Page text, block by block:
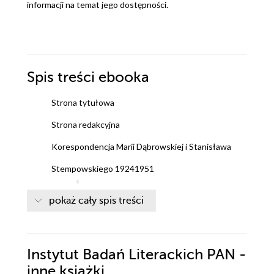
informacji na temat jego dostępności.
Spis treści ebooka
Strona tytułowa
Strona redakcyjna
Korespondencja Marii Dąbrowskiej i Stanisława
Stempowskiego 19241951
O pisarstwie Dąbrowskiej
Dąbrowskiej listy z podróży
pokaż cały spis treści
Instytut Badań Literackich PAN -